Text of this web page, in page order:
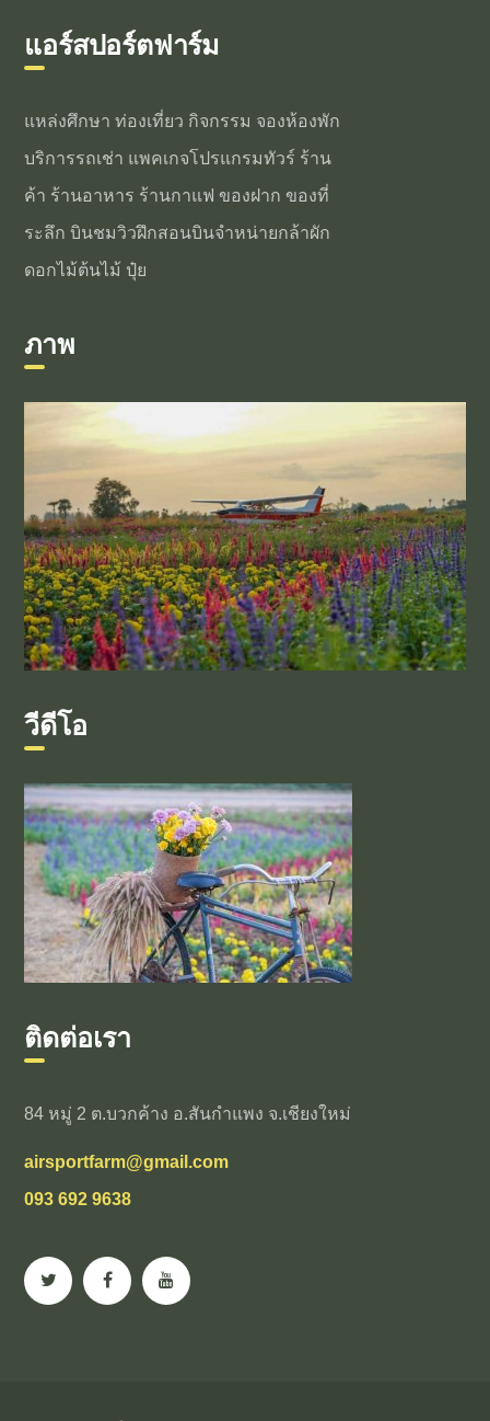
แอร์สปอร์ตฟาร์ม
แหล่งศึกษา ท่องเที่ยว กิจกรรม จองห้องพัก
บริการรถเช่า แพคเกจโปรแกรมทัวร์ ร้าน
ค้า ร้านอาหาร ร้านกาแฟ ของฝาก ของที่
ระลึก บินชมวิวฝึกสอนบินจำหน่ายกล้าผัก
ดอกไม้ต้นไม้ ปุ๋ย
ภาพ
วีดีโอ
ติดต่อเรา
84 หมู่ 2 ต.บวกค้าง อ.สันกำแพง จ.เชียงใหม่
airsportfarm@gmail.com
093 692 9638